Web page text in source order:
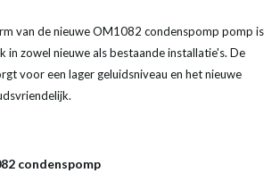
van de nieuwe OM1082 condenspomp pomp is
in zowel nieuwe als bestaande installatie's. De
voor een lager geluidsniveau en het nieuwe
condenspomp